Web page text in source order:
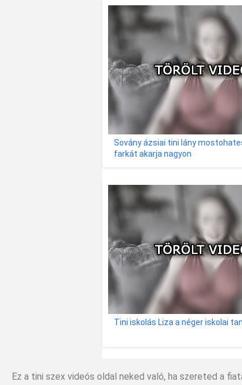
Sovány ázsiai tini lány
farkát akarja nagyon
Tini iskolás Liza a néger iskolai
Ez a tini szex videós oldal neked való, ha szereted a